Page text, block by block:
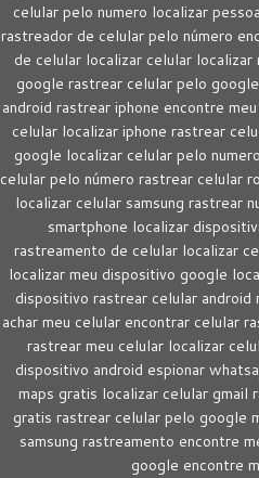
celular pelo numero localizar
rastreador de celular pelo número
de celular localizar celular
google rastrear celular pelo
android rastrear iphone encontre
celular localizar iphone rastrear
google localizar celular pelo
celular pelo número rastrear celular
localizar celular samsung rastrear
smartphone localizar
rastreamento de celular localizar
localizar meu dispositivo google
dispositivo rastrear celular
achar meu celular encontrar celular
rastrear meu celular localizar
dispositivo android espionar
maps gratis localizar celular gmail
gratis rastrear celular pelo google
samsung rastreamento encontre
google encontre